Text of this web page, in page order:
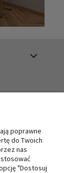
poprawne
do Twoich
nas
"Dostosuj